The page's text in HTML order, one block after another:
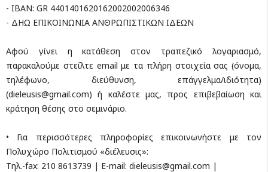
- IBAN: GR 4401401620162002002006346
- ΔΗΩ EΠΙΚΟΙΝΩΝΙΑ ΑΝΘΡΩΠΙΣΤΙΚΩΝ ΙΔΕΩΝ
Αφού γίνει η κατάθεση στον τραπεζικό λογαριασμό,
παρακαλούμε στείλτε email με τα πλήρη στοιχεία σας (όνομα,
τηλέφωνο, διεύθυνση, επάγγελμα/ιδιότητα)
(dieleusis@gmail.com) ή καλέστε μας, προς επιβεβαίωση και
κράτηση θέσης στο σεμινάριο.
• Για περισσότερες πληροφορίες επικοινωνήστε με τον
Πολυχώρο Πολιτισμού «διέλευσις»:
Τηλ.-fax: 210 8613739 | E-mail: dieleusis@gmail.com |